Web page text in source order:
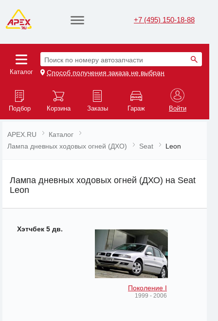
+7 (495) 150-18-88
Каталог
Поиск по номеру автозапчасти
Способ получения заказа не выбран
Подбор Корзина Заказы Гараж Войти
APEX.RU
Каталог
Лампа дневных ходовых огней (ДХО)
Seat Leon
Лампа дневных ходовых огней (ДХО) на Seat
Leon
Хэтчбек 5 дв.
Поколение I
1999 - 2006